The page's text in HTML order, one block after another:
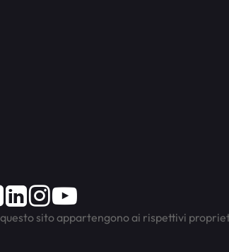
TwitterLinkedInInstagram
Youtube
sito appartengono ai rispettivi